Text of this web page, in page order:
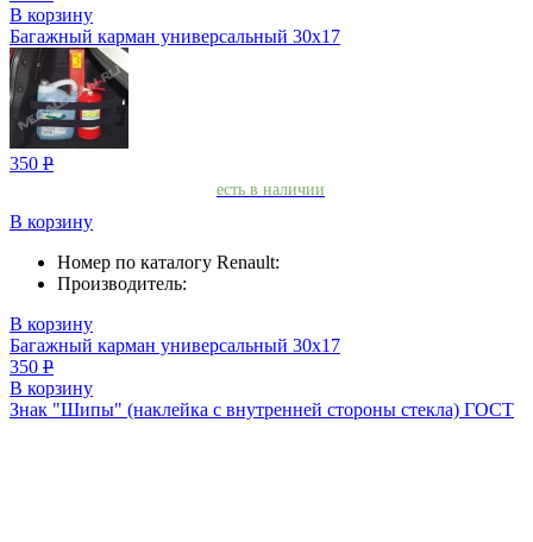
В корзину
Багажный карман универсальный 30х17
350 Р
есть в наличии
В корзину
Номер по каталогу Renault:
Производитель:
В корзину
Багажный карман универсальный 30х17
350 Р
В корзину
Знак "Шипы" (наклейка с внутренней стороны стекла) ГОСТ